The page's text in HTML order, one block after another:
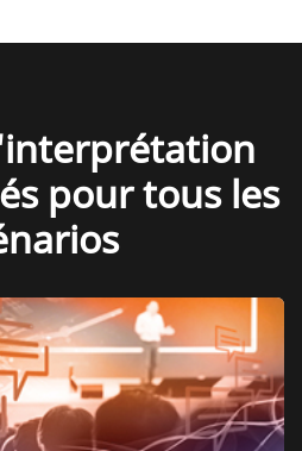
pour tous les